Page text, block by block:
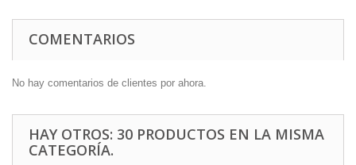
COMENTARIOS
No hay comentarios de clientes por ahora.
HAY OTROS: 30 PRODUCTOS EN LA MISMA
CATEGORÍA.